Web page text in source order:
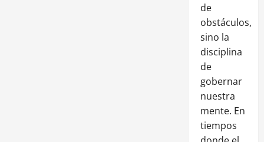
de
obstáculos,
sino la
disciplina
de
gobernar
nuestra
mente. En
tiempos